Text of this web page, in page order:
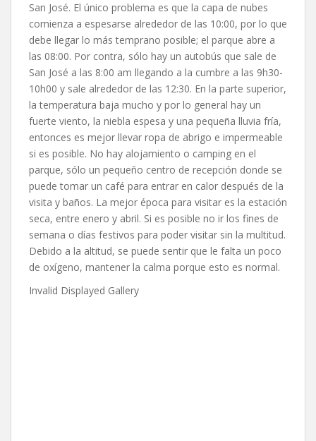
San José. El único problema es que la capa de nubes
comienza a espesarse alrededor de las 10:00, por lo que
debe llegar lo más temprano posible; el parque abre a
las 08:00. Por contra, sólo hay un autobús que sale de
San José a las 8:00 am llegando a la cumbre a las 9h30-
10h00 y sale alrededor de las 12:30. En la parte superior,
la temperatura baja mucho y por lo general hay un
fuerte viento, la niebla espesa y una pequeña lluvia fría,
entonces es mejor llevar ropa de abrigo e impermeable
si es posible. No hay alojamiento o camping en el
parque, sólo un pequeño centro de recepción donde se
puede tomar un café para entrar en calor después de la
visita y baños. La mejor época para visitar es la estación
seca, entre enero y abril. Si es posible no ir los fines de
semana o días festivos para poder visitar sin la multitud.
Debido a la altitud, se puede sentir que le falta un poco
de oxígeno, mantener la calma porque esto es normal.
Invalid Displayed Gallery